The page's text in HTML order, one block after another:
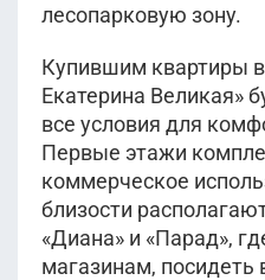
лесопарковую зону.
Купившим квартиры
Екатерина Великая»
все условия для
Первые этажи
коммерческое
близости
«Диана» и «Парад»,
магазинам, посидеть